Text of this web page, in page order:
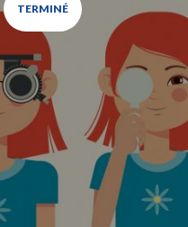
TERMINÉ